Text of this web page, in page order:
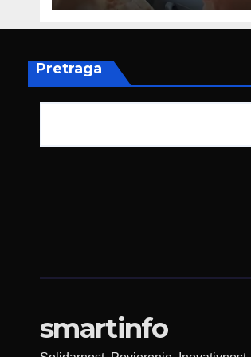
poruku
Pretraga
smartinfo